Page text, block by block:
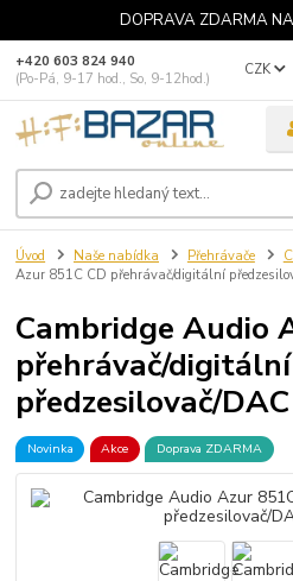
DOPRAVA ZDARMA NA
CZK
+420 603 824 940
(Po-Pá, 9-17 hod., So, 9-12hod.)
Úvod Naše nabídka Přehrávače
Azur 851C CD přehrávač/digitální
Cambridge Audio
přehrávač/digitální
předzesilovač/
Novinka Akce Doprava ZDARMA